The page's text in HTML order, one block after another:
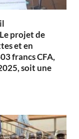
projet de
et en
francs CFA,
soit une